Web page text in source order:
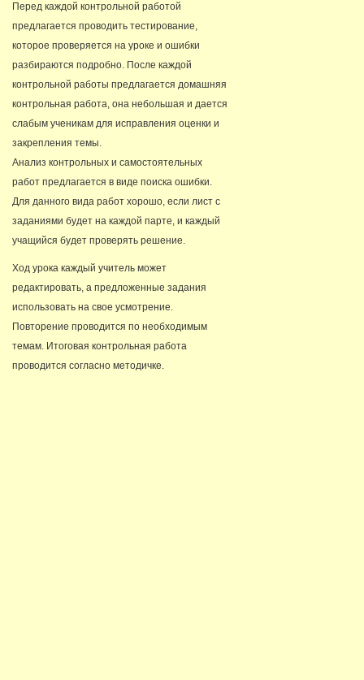
Перед каждой контрольной работой
предлагается проводить тестирование,
которое проверяется на уроке и ошибки
разбираются подробно. После каждой
контрольной работы предлагается домашняя
контрольная работа, она небольшая и дается
слабым ученикам для исправления оценки и
закрепления темы.
Анализ контрольных и самостоятельных
работ предлагается в виде поиска ошибки.
Для данного вида работ хорошо, если лист с
заданиями будет на каждой парте, и каждый
учащийся будет проверять решение.
Ход урока каждый учитель может
редактировать, а предложенные задания
использовать на свое усмотрение.
Повторение проводится по необходимым
темам. Итоговая контрольная работа
проводится согласно методичке.